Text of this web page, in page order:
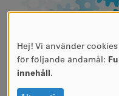
ANVÄNDNING
AV
Hej! Vi använder
för följande ändamål:
innehåll.